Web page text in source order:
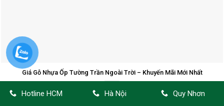
Giá Gỗ Nhựa Ốp Tường Trần Ngoài Trời – Khuyến Mãi Mới Nhất
Hotline HCM Hà Nội Quy Nhơn